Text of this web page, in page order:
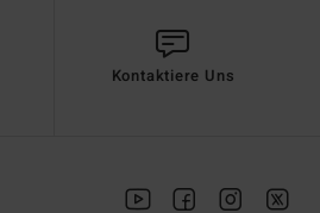
Kontaktiere Uns